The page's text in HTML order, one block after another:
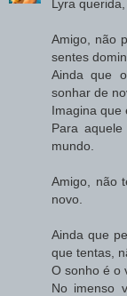
Lyra querida,
Amigo, não
sentes
Ainda que
sonhar de
Imagina que
Para
mundo.
Amigo, não
novo.
Ainda que
que tentas,
O sonho é o
No imenso